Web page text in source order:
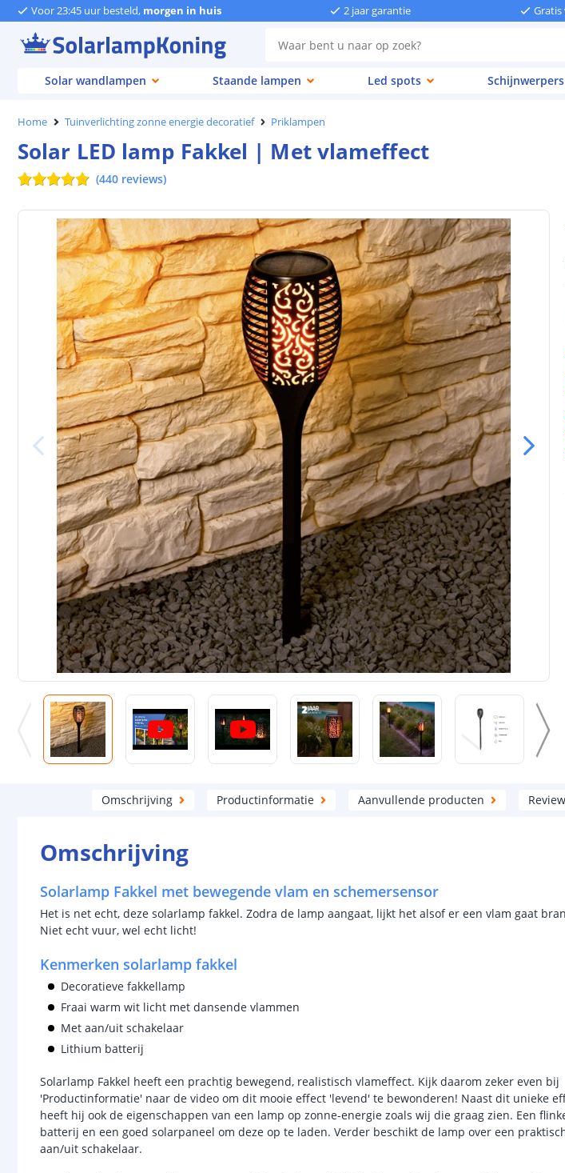
Voor 23:45 uur besteld, morgen in huis 2 jaar garantie Gratis
Solar wandlampen Staande lampen Led spots
Home Tuinverlichting zonne energie decoratief Priklampen
Solar LED lamp Fakkel | Met vlameffect
(440 reviews)
Omschrijving Productinformatie Aanvullende producten
Omschrijving
Solarlamp Fakkel met bewegende vlam en schemersensor
Het is net echt, deze solarlamp fakkel. Zodra de lamp aangaat, lijkt het alsof er een vlam gaat
Niet echt vuur, wel echt licht!
Kenmerken solarlamp fakkel
Decoratieve fakkellamp
Fraai warm wit licht met dansende vlammen
Met aan/uit schakelaar
Lithium batterij
Solarlamp Fakkel heeft een prachtig bewegend, realistisch vlameffect. Kijk daarom zeker even bij
'Productinformatie' naar de video om dit mooie effect 'levend' te bewonderen! Naast dit unieke
heeft hij ook de eigenschappen van een lamp op zonne-energie zoals wij die graag zien. Een
batterij en een goed solarpaneel om deze op te laden. Verder beschikt de lamp over een
aan/uit schakelaar.